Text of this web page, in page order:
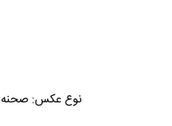
نوع عکس:صحنه